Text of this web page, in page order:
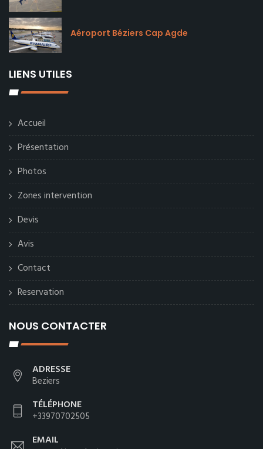
Aéroport Béziers Cap Agde
LIENS UTILES
Accueil
Présentation
Photos
Zones intervention
Devis
Avis
Contact
Reservation
NOUS CONTACTER
ADRESSE
Beziers
TÉLÉPHONE
+33970702505
EMAIL